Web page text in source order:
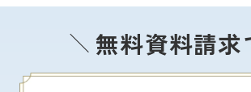
無料資料請求